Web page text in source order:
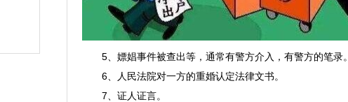
5、嫖娼事件被查出等，通常有警方介入，有警方的笔录。
6、人民法院对一方的重婚认定法律文书。
7、证人证言。